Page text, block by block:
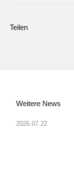
Teilen
Weitere News
2026.07.22